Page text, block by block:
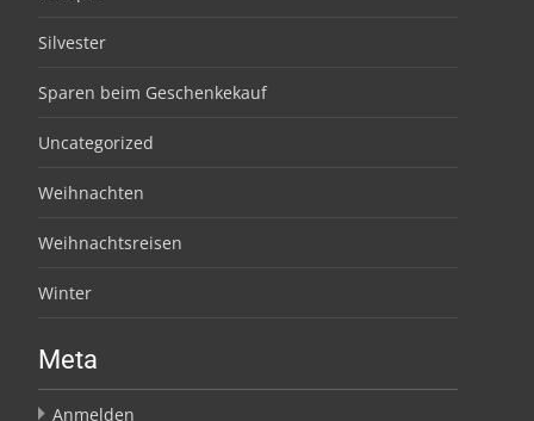
Silvester
Sparen beim Geschenkekauf
Uncategorized
Weihnachten
Weihnachtsreisen
Winter
Meta
Anmelden